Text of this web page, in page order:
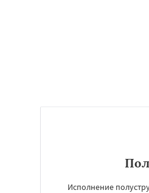
Исполнение